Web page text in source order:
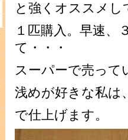
と強くオススメ
１匹購入。早速、
て・・・
スーパーで売っ
浅めが好きな私は
で仕上げます。